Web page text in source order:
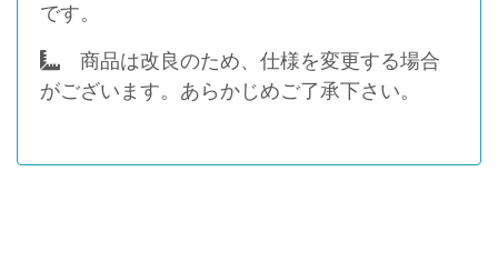
です。
商品は改良のため、仕様を変更する場合
がございます。あらかじめご了承下さい。